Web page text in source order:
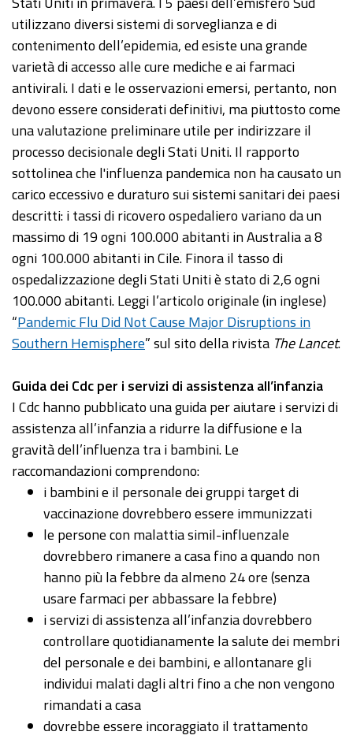
utilizzano diversi sistemi di sorveglianza e di
contenimento dell’epidemia, ed esiste una grande
varietà di accesso alle cure mediche e ai farmaci
antivirali. I dati e le osservazioni emersi, pertanto, non
devono essere considerati definitivi, ma piuttosto come
una valutazione preliminare utile per indirizzare il
processo decisionale degli Stati Uniti. Il rapporto
sottolinea che l'influenza pandemica non ha causato un
carico eccessivo e duraturo sui sistemi sanitari dei paesi
descritti: i tassi di ricovero ospedaliero variano da un
massimo di 19 ogni 100.000 abitanti in Australia a 8
ogni 100.000 abitanti in Cile. Finora il tasso di
ospedalizzazione degli Stati Uniti è stato di 2,6 ogni
100.000 abitanti. Leggi l’articolo originale (in inglese)
“Pandemic Flu Did Not Cause Major Disruptions in
Southern Hemisphere” sul sito della rivista The Lancet.
Guidadei Cdc per i servizi di assistenza all’infanzia
I Cdc hanno pubblicato una guida per aiutare i servizi di
assistenza all’infanzia a ridurre la diffusione e la
gravità dell’influenza tra i bambini. Le
raccomandazioni comprendono:
i bambini e il personale dei gruppi target di
vaccinazione dovrebbero essere immunizzati
le persone con malattia simil-influenzale
dovrebbero rimanere a casa fino a quando non
hanno più la febbre da almeno 24 ore (senza
usare farmaci per abbassare la febbre)
i servizi di assistenza all’infanzia dovrebbero
controllare quotidianamente la salute dei membri
del personale e dei bambini, e allontanare gli
individui malati dagli altri fino a che non vengono
rimandati a casa
dovrebbe essere incoraggiato il trattamento